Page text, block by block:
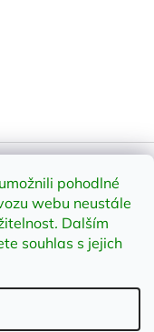
pohodlné
webu neustále
. Dalším
souhlas s jejich
práva vyhrazena.